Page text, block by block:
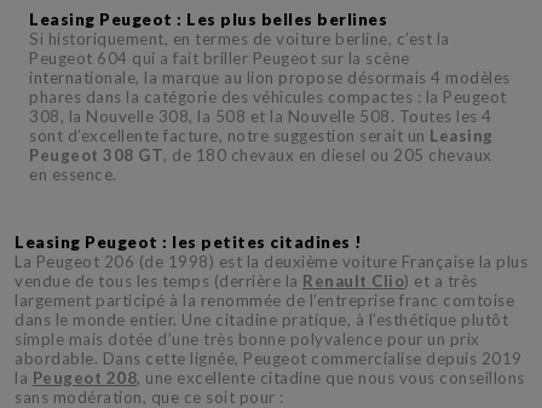
Leasing Peugeot : Les plus belles berlines
Si historiquement, en termes de voiture berline, c’est la
Peugeot 604 qui a fait briller Peugeot sur la scène
internationale, la marque au lion propose désormais 4 modèles
phares dans la catégorie des véhicules compactes : la Peugeot
308, la Nouvelle 308, la 508 et la Nouvelle 508. Toutes les 4
sont d’excellente facture, notre suggestion serait un Leasing
Peugeot 308 GT, de 180 chevaux en diesel ou 205 chevaux
en essence.
Leasing Peugeot : les petites citadines !
La Peugeot 206 (de 1998) est la deuxième voiture Française la plus
vendue de tous les temps (derrière la Renault Clio) et a très
largement participé à la renommée de l’entreprise franc comtoise
dans le monde entier. Une citadine pratique, à l’esthétique plutôt
simple mais dotée d’une très bonne polyvalence pour un prix
abordable. Dans cette lignée, Peugeot commercialise depuis 2019
la Peugeot 208, une excellente citadine que nous vous conseillons
sans modération, que ce soit pour :